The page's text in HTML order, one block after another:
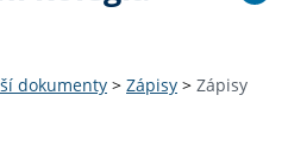
dokumenty > Zápisy > Zápisy